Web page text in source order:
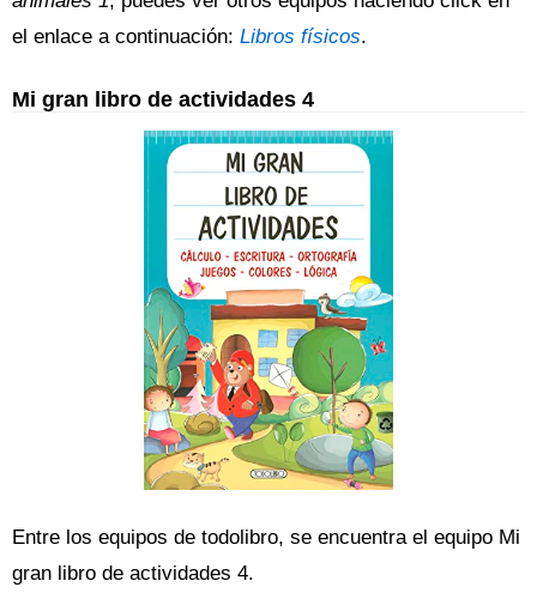
el enlace a continuación: Libros físicos.
Mi gran libro de actividades 4
Entre los equipos de todolibro, se encuentra el equipo Mi
gran libro de actividades 4.